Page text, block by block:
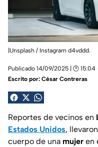
|Unsplash / Instagram d4vddd.
Publicado 14/09/2025 | 🕑 15:04
Escrito por: César Contreras
Reportes de vecinos en
Estados Unidos,
cuerpo de una mujer en